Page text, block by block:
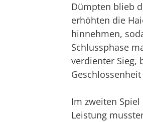
Dümpten blieb
erhöhten die
hinnehmen,
Schlussphase
verdienter Sieg,
Im zweiten
Leistung